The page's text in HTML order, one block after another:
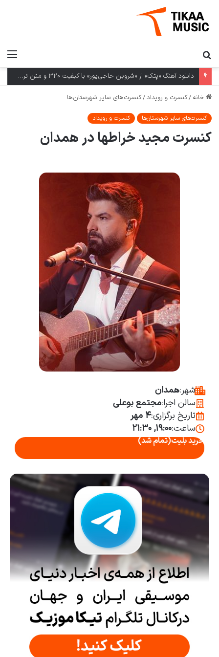
دانلود آهنگ «پتک» از «شروین حاجی‌پور» با کیفیت ۳۲۰ و متن ترانه
خانه /کنسرت و رویداد/کنسرت‌های سایر شهرستان‌ها
کنسرت‌های سایر شهرستان‌ها کنسرت و رویداد
کنسرت مجید خراطها در همدان
شهر:همدان
سالن اجرا:مجتمع بوعلی
تاریخ برگزاری:۴ مهر
ساعت:۱۹:۰۰, ۲۱:۳۰
خرید بلیت(تمام شد)